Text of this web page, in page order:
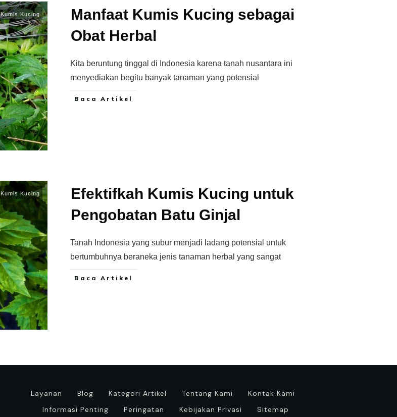
Kumis Kucing
Manfaat Kumis Kucing sebagai
Obat Herbal
Kita beruntung tinggal di Indonesia karena tanah nusantara ini
menyediakan begitu banyak tanaman yang potensial
Baca Artikel
Kumis Kucing
Efektifkah Kumis Kucing untuk
Pengobatan Batu Ginjal
Tanah Indonesia yang subur menjadi ladang potensial untuk
bertumbuhnya beraneka jenis tanaman herbal yang sangat
Baca Artikel
Layanan Blog Kategori Artikel Tentang Kami
Kontak Kami
Informasi Penting
Peringatan Kebijakan Privasi Sitemap